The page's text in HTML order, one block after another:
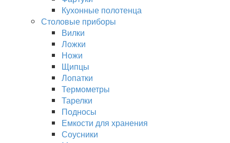
Кухонные полотенца
Столовые приборы
Вилки
Ложки
Ножи
Щипцы
Лопатки
Термометры
Тарелки
Подносы
Емкости для хранения
Соусники